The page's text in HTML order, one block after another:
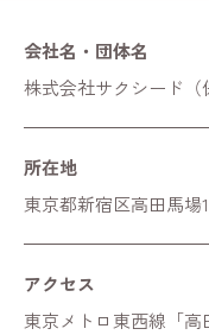
会社名・団体名
株式会社サクシード（
所在地
東京都新宿区高田馬場
アクセス
東京メトロ東西線「